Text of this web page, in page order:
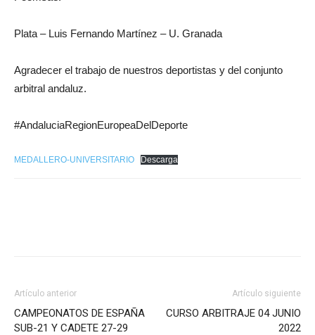
Plata – Luis Fernando Martínez – U. Granada
Agradecer el trabajo de nuestros deportistas y del conjunto
arbitral andaluz.
#AndaluciaRegionEuropeaDelDeporte
MEDALLERO-UNIVERSITARIO Descarga
Artículo anterior
CAMPEONATOS DE ESPAÑA
SUB-21 Y CADETE 27-29
Artículo siguiente
CURSO ARBITRAJE 04 JUNIO
2022